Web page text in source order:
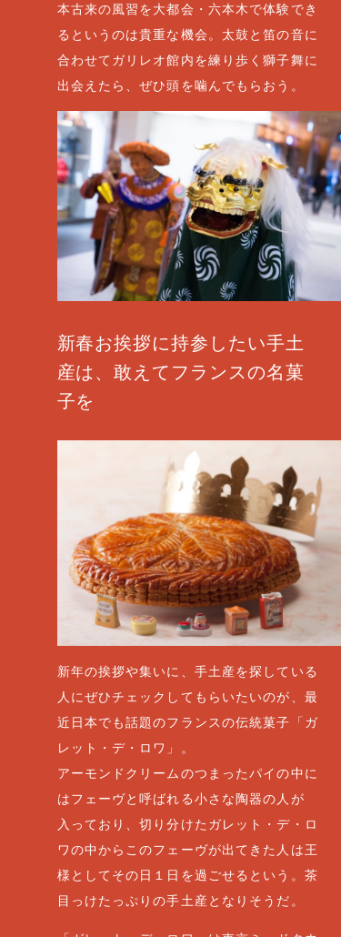
本古来の風習を大都会・六本木で体験でき
るというのは貴重な機会。太鼓と笛の音に
合わせてガリレオ館内を練り歩く獅子舞に
出会えたら、ぜひ頭を噛んでもらおう。
新春お挨拶に持参したい手土
産は、敢えてフランスの名菓
子を
新年の挨拶や集いに、手土産を探している
人にぜひチェックしてもらいたいのが、最
近日本でも話題のフランスの伝統菓子「ガ
レット・デ・ロワ」。
アーモンドクリームのつまったパイの中に
はフェーヴと呼ばれる小さな陶器の人が
入っており、切り分けたガレット・デ・ロ
ワの中からこのフェーヴが出てきた人は王
様としてその日１日を過ごせるという。茶
目っけたっぷりの手土産となりそうだ。